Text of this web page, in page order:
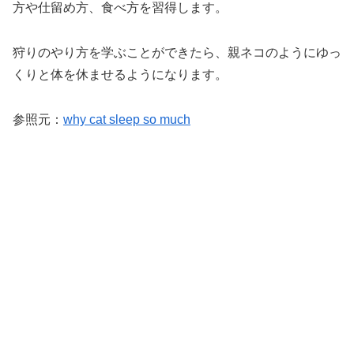
方や仕留め方、食べ方を習得します。
狩りのやり方を学ぶことができたら、親ネコのようにゆっ
くりと体を休ませるようになります。
参照元： why cat sleep so much